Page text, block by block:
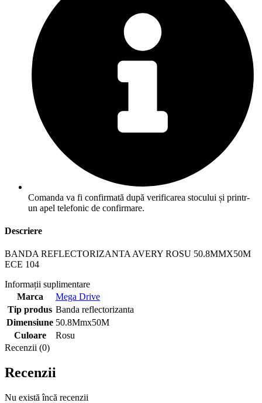
Comanda va fi confirmată după verificarea stocului și printr-
un apel telefonic de confirmare.
Descriere
BANDA REFLECTORIZANTA AVERY ROSU 50.8MMX50M
ECE 104
Informații suplimentare
Marca
Mega Drive
Tip produs Banda reflectorizanta
Dimensiune 50.8Mmx50M
Culoare
Rosu
Recenzii (0)
Recenzii
Nu există încă recenzii